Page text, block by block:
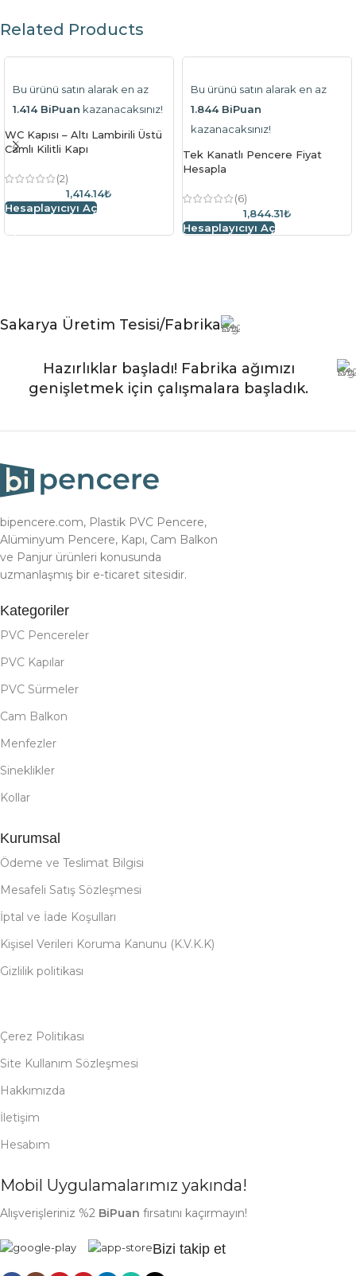
Related Products
Bu ürünü satın alarak en az
1.414 BiPuan kazanacaksınız!
WC Kapısı – Altı Lambirili Üstü
Camlı Kilitli Kapı
(2)
1,414.14₺
Hesaplayıcıyı Aç
Bu ürünü satın alarak en az
1.844 BiPuan
kazanacaksınız!
Tek Kanatlı Pencere Fiyat
Hesapla
(6)
1,844.31₺
Hesaplayıcıyı Aç
Sakarya Üretim Tesisi/Fabrika
Hazırlıklar başladı! Fabrika ağımızı
genişletmek için çalışmalara başladık.
bipencere.com, Plastik PVC Pencere,
Alüminyum Pencere, Kapı, Cam Balkon
ve Panjur ürünleri konusunda
uzmanlaşmış bir e-ticaret sitesidir.
Kategoriler
PVC Pencereler
PVC Kapılar
PVC Sürmeler
Cam Balkon
Menfezler
Sineklikler
Kollar
Kurumsal
Ödeme ve Teslimat Bilgisi
Mesafeli Satış Sözleşmesi
İptal ve İade Koşulları
Kişisel Verileri Koruma Kanunu (K.V.K.K)
Gizlilik politikası
Çerez Politikası
Site Kullanım Sözleşmesi
Hakkımızda
İletişim
Hesabım
Mobil Uygulamalarımız yakında!
Alışverişleriniz %2 BiPuan fırsatını kaçırmayın!
Bizi takip et